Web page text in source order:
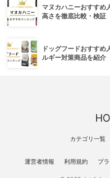
マヌカハニーおすすめ
高さを徹底比較・検証
ドッグフードおすす
ルギー対策商品を紹介
カテゴリ一覧
運営者情報 利用規約 プ